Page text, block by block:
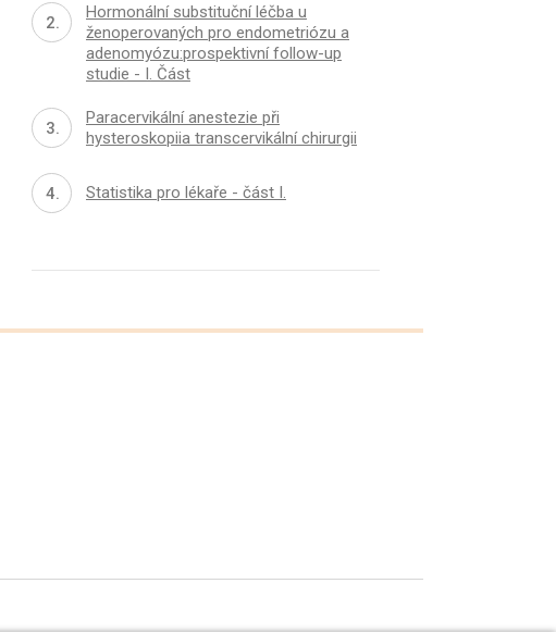
up studie - I. Část
Hormonální substituční léčba u
ženoperovaných pro endometriózu a
adenomyózu:prospektivní follow-up
studie - I. Část
Paracervikální anestezie při
hysteroskopiia transcervikální chirurgii
Statistika pro lékaře - část I.